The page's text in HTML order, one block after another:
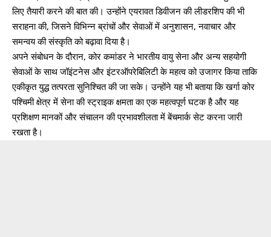
लिए तैयारी करने की बात की। उन्होंने एयरावत डिवीजन की लीडरशिप की भी
सराहना की, जिसने विभिन्न ब्रांचों और सेवाओं में अनुशासन, नवाचार और
समन्वय की संस्कृति को बढ़ावा दिया है।
अपने संबोधन के दौरान, कोर कमांडर ने भारतीय वायु सेना और अन्य सहयोगी
सेवाओं के साथ जॉइंटनेस और इंटरऑपरेबिलिटी के महत्व को उजागर किया ताकि
एकीकृत युद्ध तत्परता सुनिश्चित की जा सके। उन्होंने यह भी बताया कि खर्गा कोर
पश्चिमी क्षेत्र में सेना की स्ट्राइक क्षमता का एक महत्वपूर्ण घटक है और यह
प्रशिक्षण मानकों और संचालन की प्रभावशीलता में बेंचमार्क सेट करना जारी
रखता है।